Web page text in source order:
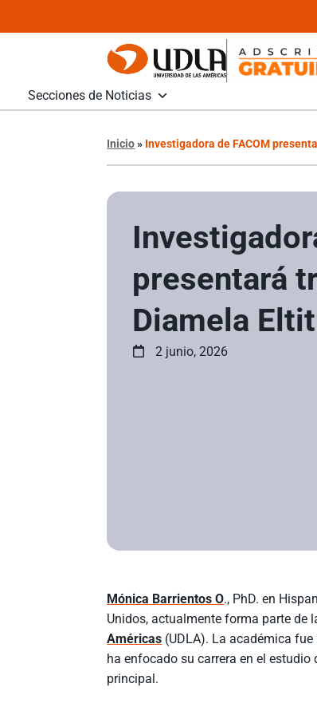
Secciones de Noticias
Inicio» Investigadora de FACOM
presentará
Diamela Eltit
2 junio, 2026
Mónica Barrientos O., PhD. en
Unidos, actualmente forma parte de
Américas (UDLA). La académica
ha enfocado su carrera en el
principal.